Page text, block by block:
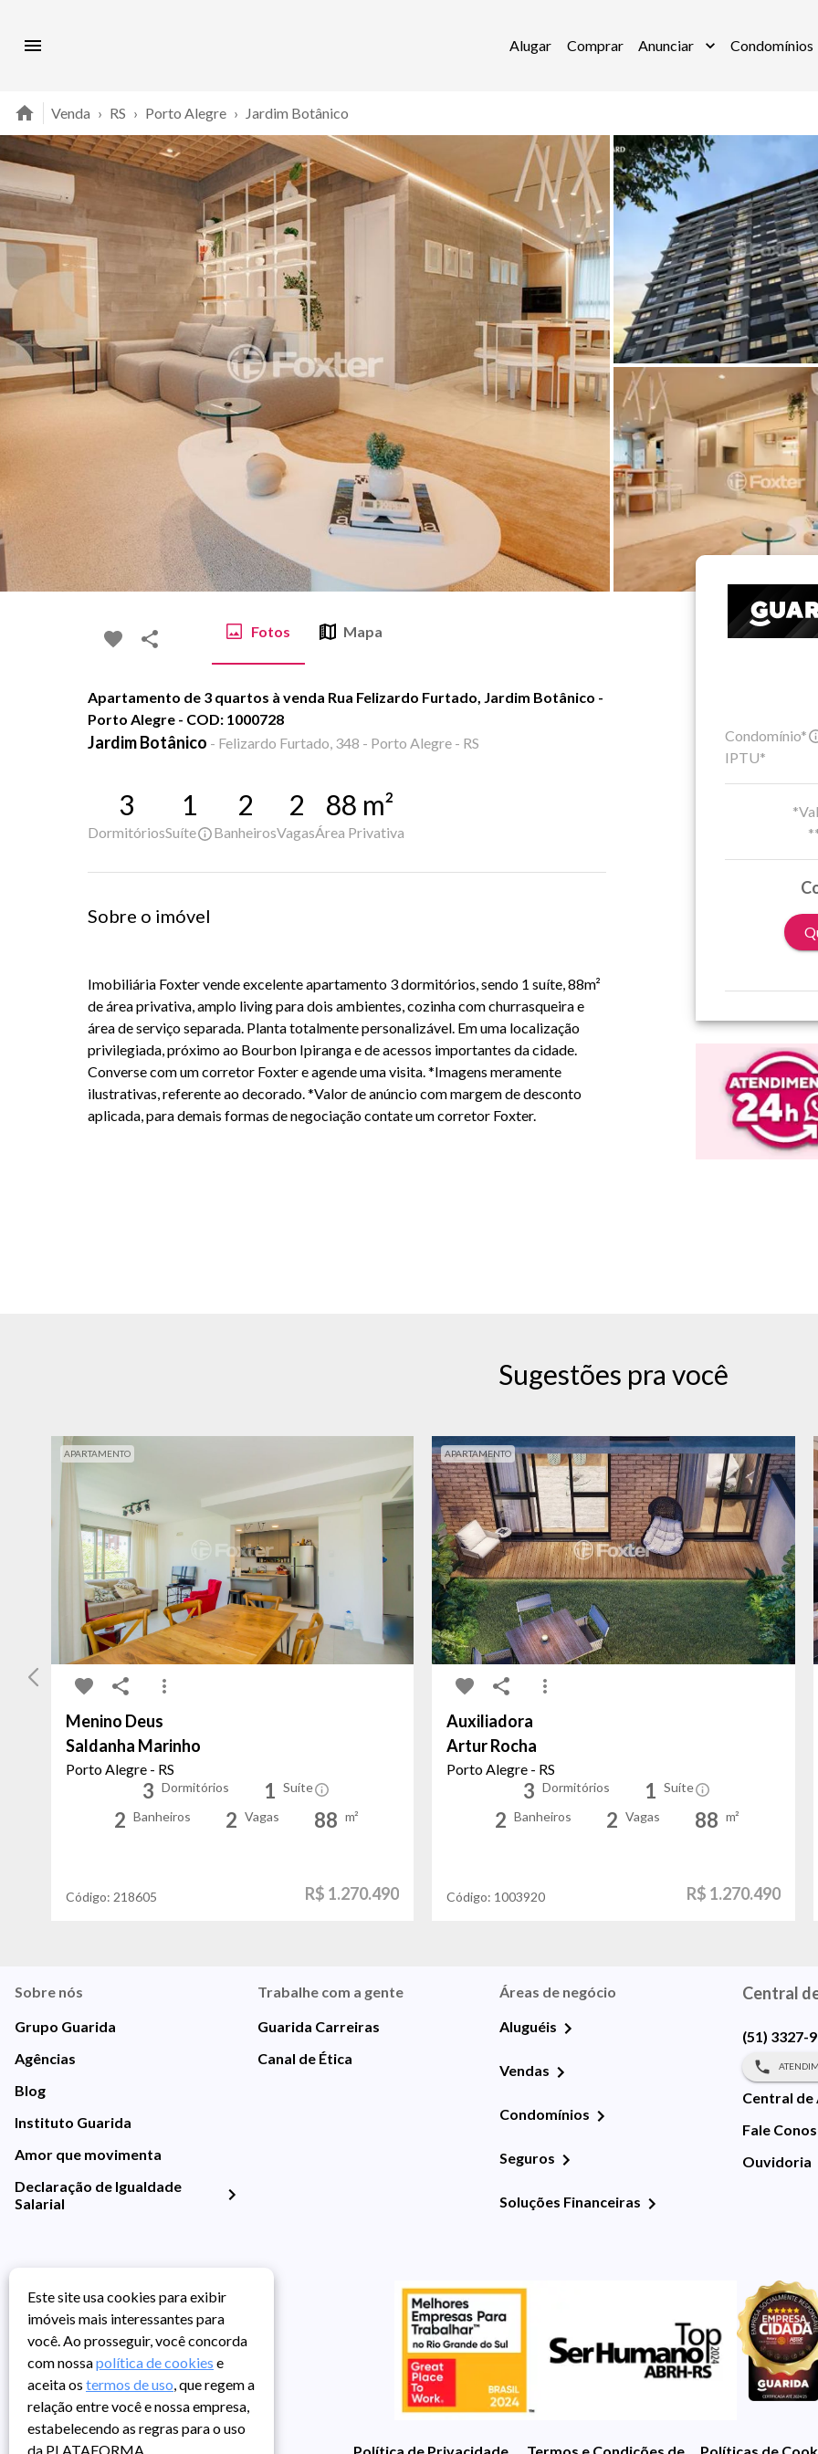
Alugar Comprar Anunciar Condomínios
Venda › RS › Porto Alegre › Jardim Botânico
Fotos Mapa
Apartamento de 3 quartos à venda Rua Felizardo Furtado, Jardim Botânico -
Porto Alegre - COD: 1000728
Jardim Botânico - Felizardo Furtado, 348 - Porto Alegre - RS
3
Dormitórios
1
Suíte
2
Banheiros
2
Vagas
88 m²
Área Privativa
Sobre o imóvel
Imobiliária Foxter vende excelente apartamento 3 dormitórios, sendo 1 suíte, 88m²
de área privativa, amplo living para dois ambientes, cozinha com churrasqueira e
área de serviço separada. Planta totalmente personalizável. Em uma localização
privilegiada, próximo ao Bourbon Ipiranga e de acessos importantes da cidade.
Converse com um corretor Foxter e agende uma visita. *Imagens meramente
ilustrativas, referente ao decorado.*Valor de anúncio com margem de desconto
aplicada, para demais formas de negociação contate um corretor Foxter.
Condomínio*
IPTU*
Sugestões pra você
APARTAMENTO
Menino Deus
Saldanha Marinho
Porto Alegre - RS
3 Dormitórios 1 Suíte
2 Banheiros 2 Vagas 88 m²
Código: 218605 R$ 1.270.490
APARTAMENTO
Auxiliadora
Artur Rocha
Porto Alegre - RS
3 Dormitórios 1 Suíte
2 Banheiros 2 Vagas 88 m²
Código: 1003920 R$ 1.270.490
Sobre nós
Grupo Guarida
Agências
Blog
Instituto Guarida
Amor que movimenta
Declaração de Igualdade
Salarial
Trabalhe com a gente
Guarida Carreiras
Canal de Ética
Áreas de negócio
Aluguéis
Vendas
Condomínios
Seguros
Soluções Financeiras
Central
(51) 3327-
Central de
Fale
Ouvidoria
Política de Privacidade Termos e Condições de UsoPolíticas de
Este site usa cookies para exibir
imóveis mais interessantes para
você. Ao prosseguir, você concorda
com nossapolítica de cookies e
aceita os termos de uso, que regem a
relação entre você e nossa empresa,
estabelecendo as regras para o uso
da PLATAFORMA.